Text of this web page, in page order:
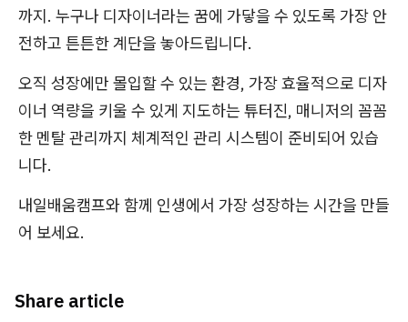
까지. 누구나 디자이너라는 꿈에 가닿을 수 있도록 가장 안
전하고 튼튼한 계단을 놓아드립니다.
오직 성장에만 몰입할 수 있는 환경, 가장 효율적으로 디자
이너 역량을 키울 수 있게 지도하는 튜터진, 매니저의 꼼꼼
한 멘탈 관리까지 체계적인 관리 시스템이 준비되어 있습
니다.
내일배움캠프와 함께 인생에서 가장 성장하는 시간을 만들
어 보세요.
Share article